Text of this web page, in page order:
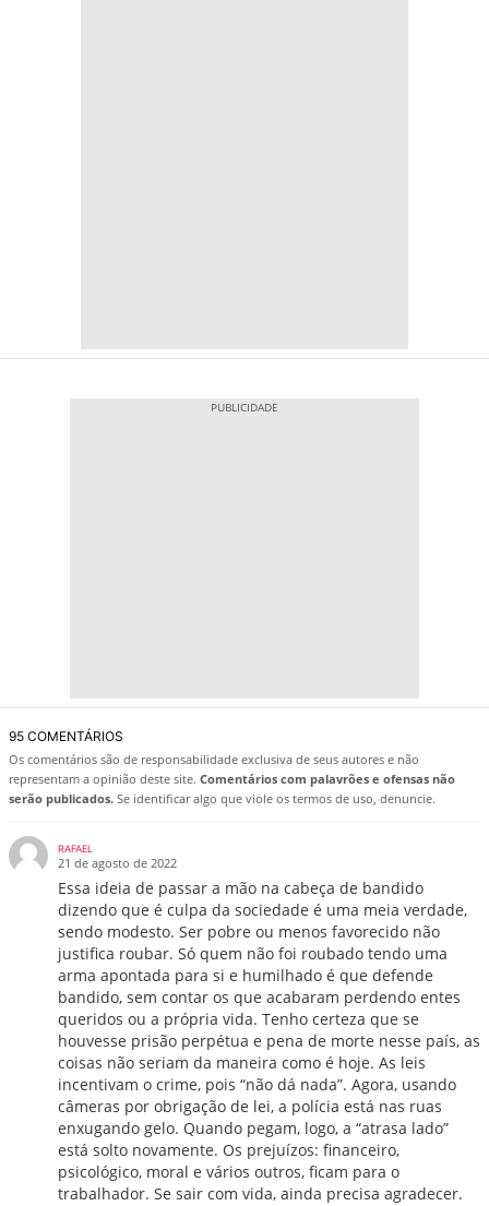
95 COMENTÁRIOS
Os comentários são de responsabilidade exclusiva de seus autores e não
representam a opinião deste site. Comentários com palavrões e ofensas não
serão publicados. Se identificar algo que viole os termos de uso, denuncie.
RAFAEL
21 de agosto de 2022
Essa ideia de passar a mão na cabeça de bandido
dizendo que é culpa da sociedade é uma meia verdade,
sendo modesto. Ser pobre ou menos favorecido não
justifica roubar. Só quem não foi roubado tendo uma
arma apontada para si e humilhado é que defende
bandido, sem contar os que acabaram perdendo entes
queridos ou a própria vida. Tenho certeza que se
houvesse prisão perpétua e pena de morte nesse país, as
coisas não seriam da maneira como é hoje. As leis
incentivam o crime, pois “não dá nada”. Agora, usando
câmeras por obrigação de lei, a polícia está nas ruas
enxugando gelo. Quando pegam, logo, a “atrasa lado”
está solto novamente. Os prejuízos: financeiro,
psicológico, moral e vários outros, ficam para o
trabalhador. Se sair com vida, ainda precisa agradecer.